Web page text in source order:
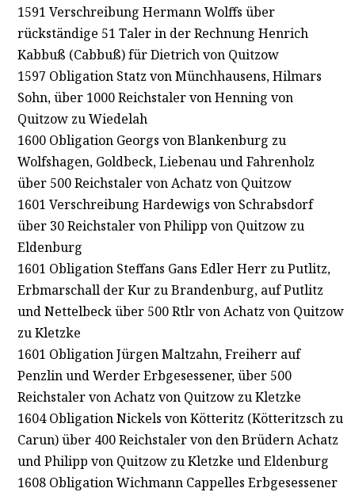
1591 Verschreibung Hermann Wolffs über
rückständige 51 Taler in der Rechnung Henrich
Kabbuß (Cabbuß) für Dietrich von Quitzow
1597 Obligation Statz von Münchhausens, Hilmars
Sohn, über 1000 Reichstaler von Henning von
Quitzow zu Wiedelah
1600 Obligation Georgs von Blankenburg zu
Wolfshagen, Goldbeck, Liebenau und Fahrenholz
über 500 Reichstaler von Achatz von Quitzow
1601 Verschreibung Hardewigs von Schrabsdorf
über 30 Reichstaler von Philipp von Quitzow zu
Eldenburg
1601 Obligation Steffans Gans Edler Herr zu Putlitz,
Erbmarschall der Kur zu Brandenburg, auf Putlitz
und Nettelbeck über 500 Rtlr von Achatz von Quitzow
zu Kletzke
1601 Obligation Jürgen Maltzahn, Freiherr auf
Penzlin und Werder Erbgesessener, über 500
Reichstaler von Achatz von Quitzow zu Kletzke
1604 Obligation Nickels von Kötteritz (Kötteritzsch zu
Carun) über 400 Reichstaler von den Brüdern Achatz
und Philipp von Quitzow zu Kletzke und Eldenburg
1608 Obligation Wichmann Cappelles Erbgesessener